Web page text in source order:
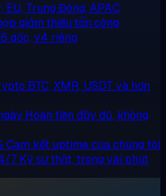
EU, Trung Đông, APAC
giảm thiểu tấn công
gốc, v4 riêng
BTC, XMR, USDT và hơn
Hoàn tiền đầy đủ, không
Cam kết uptime của chúng tôi
7 Kỹ sư thật, trong vài phút